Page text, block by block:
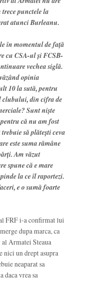
punctele la
atunci Burleanu.
în momentul de faţă
cu CSA-ul şi FCSB-
vechea siglă.
opinia
10 la sută, pentru
clubului, din cifra de
Sunt nişte
că nu am fost
să plăteşti ceva
este suma rămâne
Am văzut
spune că e mare
la ce îl raportezi.
e o sumă foarte
FRF i-a confirmat lui
dupa marca, ca
Armatei Steaua
nici un drept asupra
neaparat sa
daca vrea sa